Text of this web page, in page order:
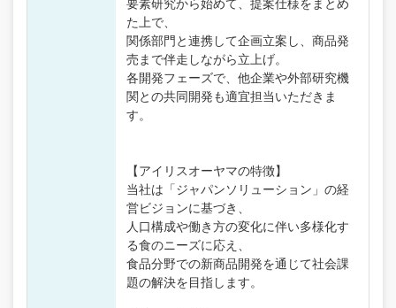
た上で、
関係部門と連携して企画立案し、商品発
売まで伴走しながら立上げ。
各開発フェーズで、他企業や外部研究機
関との共同開発も適宜担当いただきま
す。
【アイリスオーヤマの特徴】
当社は「ジャパンソリューション」の経
営ビジョンに基づき、
人口構成や働き方の変化に伴い多様化す
る食のニーズに応え、
食品分野での新商品開発を通じて社会課
題の解決を目指します。